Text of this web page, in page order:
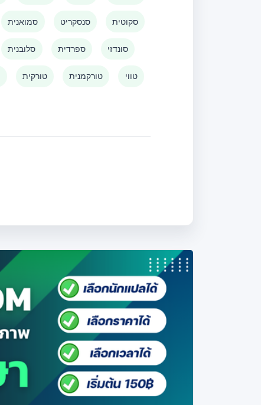
סמואנית סנסקריט סקוטית
סלובנית ספרדית סונדזי
טורקית טורקמנית טווי